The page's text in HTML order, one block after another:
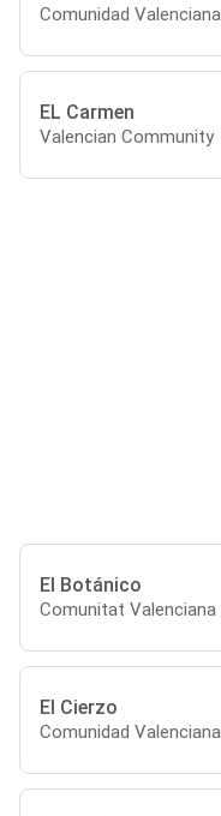
Comunidad Valenciana
EL Carmen
Valencian Community
El Botánico
Comunitat Valenciana
El Cierzo
Comunidad Valenciana